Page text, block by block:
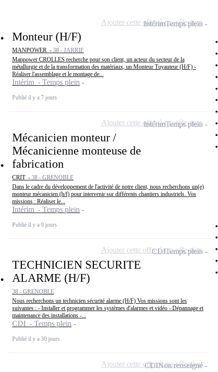
Monteur (H/F)
MANPOWER - 38 - JARRIE
Manpower CROLLES recherche pour son client, un acteur du secteur de la
métallurgie et de la transformation des matériaux, un Monteur Tuyauteur (H/F) -
Réaliser l'assemblage et le montage de...
Intérim - Temps plein
Publié il y a 7 jours
IntérimTemps plein
Ajouter cette offre à ma sélection
Mécanicien monteur /
Mécanicienne monteuse de
fabrication
CRIT - 38 - GRENOBLE
Dans le cadre du développement de l'activité de notre client, nous recherchons un(e)
monteur mécanicien (h/f) pour intervenir sur différents chantiers industriels. Vos
missions : Réaliser le...
Intérim - Temps plein
Publié il y a 9 jours
IntérimTemps plein
Ajouter cette offre à ma sélection
TECHNICIEN SECURITE
ALARME (H/F)
38 - GRENOBLE
Nous recherchons un technicien sécurité alarme (H/F) Vos missions sont les
suivantes : - Installer et programmer les systèmes d'alarmes et vidéo - Dépannage et
maintenance des installations -...
CDI - Temps plein
Publié il y a 30 jours
CDITemps plein
Ajouter cette offre à ma sélection
CDINon renseigné
Ajouter cette offre à ma sélection